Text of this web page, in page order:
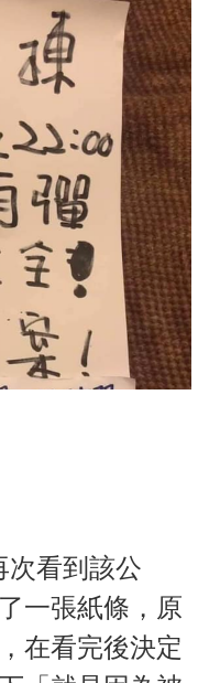
次看到該公
一張紙條，原
在看完後決定